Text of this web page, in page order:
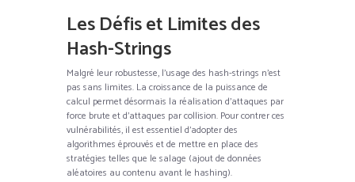
Les Défis et Limites des
Hash-Strings
Malgré leur robustesse, l’usage des hash-strings n’est
pas sans limites. La croissance de la puissance de
calcul permet désormais la réalisation d’attaques par
force brute et d’attaques par collision. Pour contrer ces
vulnérabilités, il est essentiel d’adopter des
algorithmes éprouvés et de mettre en place des
stratégies telles que le salage (ajout de données
aléatoires au contenu avant le hashing).